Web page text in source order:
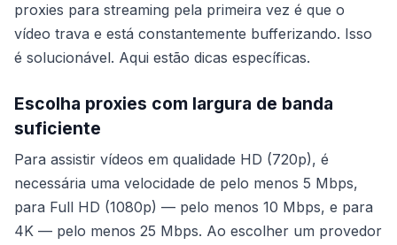
proxies para streaming pela primeira vez é que o
vídeo trava e está constantemente bufferizando. Isso
é solucionável. Aqui estão dicas específicas.
Escolha proxies com largura de banda
suficiente
Para assistir vídeos em qualidade HD (720p), é
necessária uma velocidade de pelo menos 5 Mbps,
para Full HD (1080p) — pelo menos 10 Mbps, e para
4K — pelo menos 25 Mbps. Ao escolher um provedor